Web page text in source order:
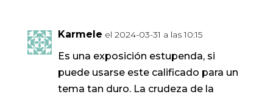
Karmele el 2024-03-31 a las 10:15
Es una exposición estupenda, si
puede usarse este calificado para un
tema tan duro. La crudeza de la